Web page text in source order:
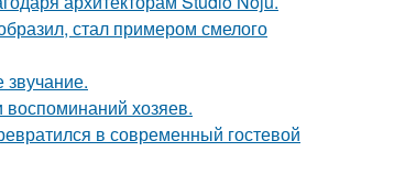
стал примером смелого
воспоминаний хозяев.
в современный гостевой